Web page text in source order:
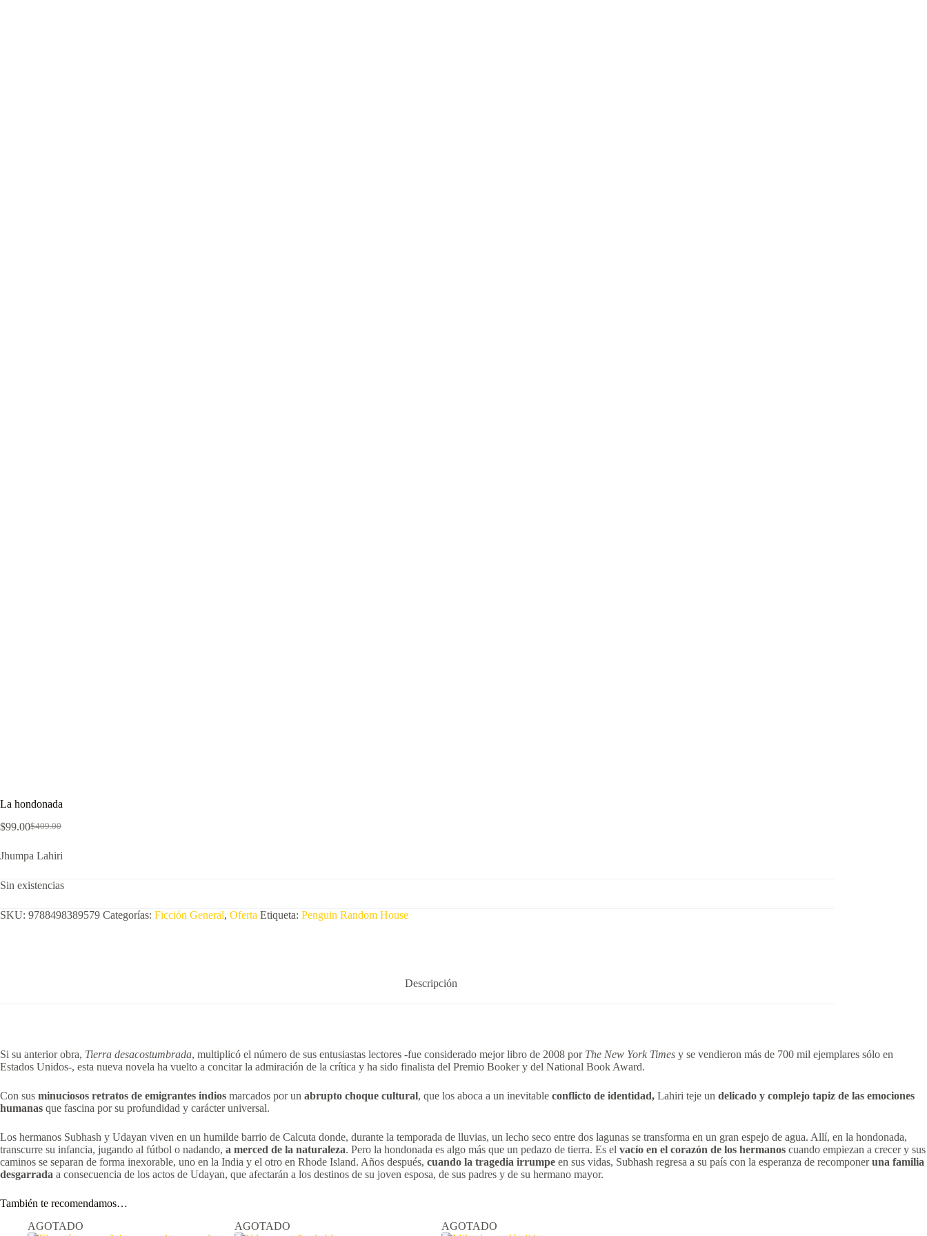
La hondonada
$409.00
El
original
$409.00.
$99.00El
actual
$99.00.
Jhumpa Lahiri
Sin existencias
SKU: 9788498389579 Categorías: Ficción General, Oferta Etiqueta: Penguin Random House
Descripción
Si su anterior obra, Tierra desacostumbrada, multiplicó el número de sus entusiastas lectores -fue considerado mejor libro de 2008 por The New York Times y se vendieron más de 700 mil ejemplares sólo en
Estados Unidos-, esta nueva novela ha vuelto a concitar la admiración de la crítica y ha sido finalista del Premio Booker y del National Book Award.
Con sus minuciosos retratos de emigrantes indios marcados por un abrupto choque cultural, que los aboca a un inevitable conflicto de identidad, Lahiri teje un delicado y complejo tapiz de las emociones
humanas que fascina por su profundidad y carácter universal.
Los hermanos Subhash y Udayan viven en un humilde barrio de Calcuta donde, durante la temporada de lluvias, un lecho seco entre dos lagunas se transforma en un gran espejo de agua. Allí, en la hondonada,
transcurre su infancia, jugando al fútbol o nadando, a merced de la naturaleza. Pero la hondonada es algo más que un pedazo de tierra. Es el vacío en el corazón de los hermanos cuando empiezan a crecer y sus
caminos se separan de forma inexorable, uno en la India y el otro en Rhode Island. Años después, cuando la tragedia irrumpe en sus vidas, Subhash regresa a su país con la esperanza de recomponeruna familia
desgarrada a consecuencia de los actos de Udayan, que afectarán a los destinos de su joven esposa, de sus padres y de su hermano mayor.
También te recomendamos…
AGOTADO
AGOTADO AGOTADO